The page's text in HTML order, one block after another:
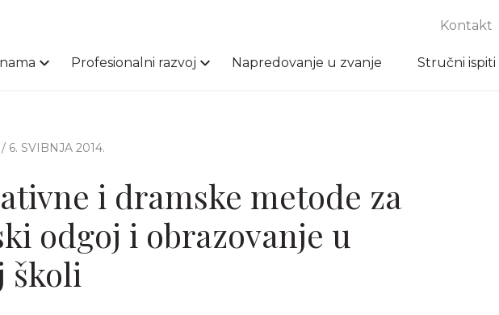
Kontakt
Profesionalni razvoj Napredovanje u zvanje Stručni ispiti
/ 6. SVIBNJA 2014.
i dramske metode za
odgoj i obrazovanje u
školi